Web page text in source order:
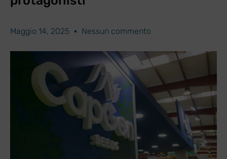
Maggio 14, 2025 Nessun commento